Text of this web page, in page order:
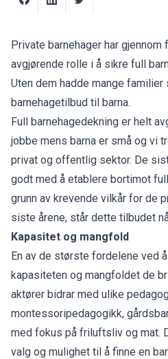
Private barnehager har
avgjørende rolle i å sikre full
Uten dem hadde mange
barnehagetilbud til barna.
Full barnehagedekning er helt
jobbe mens barna er små og vi
privat og offentlig sektor. De
godt med å etablere bortimot
grunn av krevende vilkår for de
siste årene, står dette tilbudet
Kapasitet og mangfold
En av de største fordelene ved
kapasiteten og mangfoldet de
aktører bidrar med ulike
montessoripedagogikk,
med fokus på friluftsliv og mat.
valg og mulighet til å finne en